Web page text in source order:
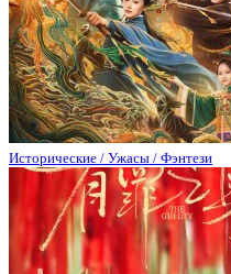
Исторические / Ужасы / Фэнтези